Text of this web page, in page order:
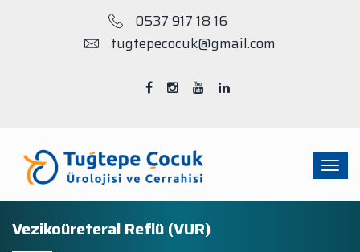
0537 917 18 16
tugtepecocuk@gmail.com
Vezikoüreteral Reflü (VUR)